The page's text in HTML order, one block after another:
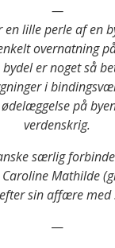
—
en lille perle af en
overnatning
er noget så
i
på
verdenskrig.
særlig
Mathilde
sin affære med
—